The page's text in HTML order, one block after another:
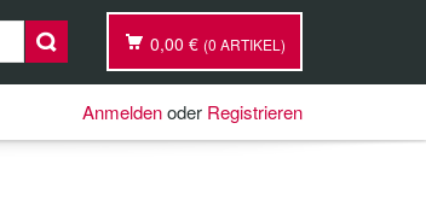
0,00 € (0 ARTIKEL)
Anmeldenoder Registrieren